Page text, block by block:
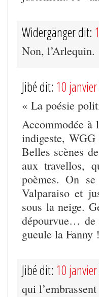
Widergänger dit:
Non, l’Arlequin.
Jibé dit: 10
« La poésie
Accommodée à
indigeste,
Belles scènes
aux travellos,
poèmes. On
Valparaiso et
sous la neige.
dépourvue… de
gueule la Fanny !
Jibé dit: 10
qui l’embrassent